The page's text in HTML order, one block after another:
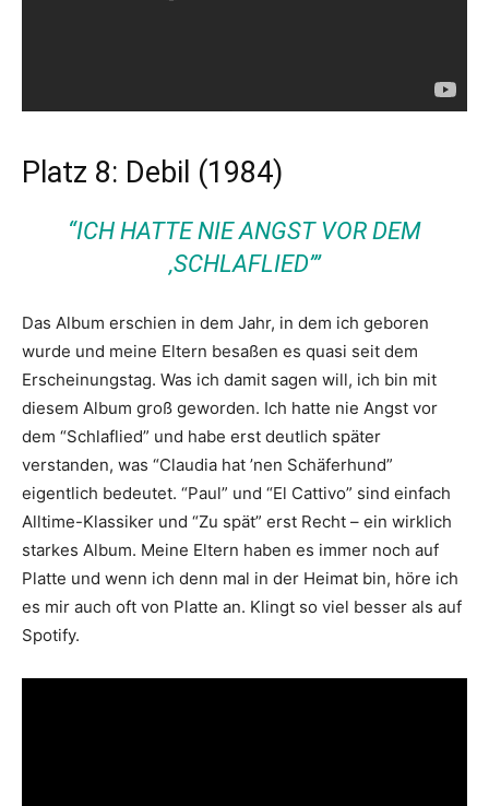
Platz 8: Debil (1984)
“ICH HATTE NIE ANGST VOR DEM
‚SCHLAFLIED’”
Das Album erschien in dem Jahr, in dem ich geboren
wurde und meine Eltern besaßen es quasi seit dem
Erscheinungstag. Was ich damit sagen will, ich bin mit
diesem Album groß geworden. Ich hatte nie Angst vor
dem “Schlaflied” und habe erst deutlich später
verstanden, was “Claudia hat ’nen Schäferhund”
eigentlich bedeutet. “Paul” und “El Cattivo” sind einfach
Alltime-Klassiker und “Zu spät” erst Recht – ein wirklich
starkes Album. Meine Eltern haben es immer noch auf
Platte und wenn ich denn mal in der Heimat bin, höre ich
es mir auch oft von Platte an. Klingt so viel besser als auf
Spotify.